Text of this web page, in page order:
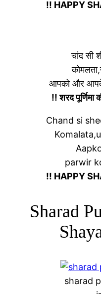
!! HAPPY
चांद सी
आपको और आपके
!! शरद पूर्णिमा
Chand si
parwir
!! HAPPY
Sharad
sharad